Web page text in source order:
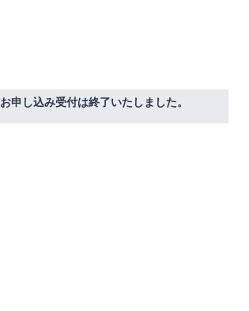
お申し込み受付は終了いたしました。